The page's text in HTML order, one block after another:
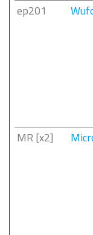
ep201
MR [x2]